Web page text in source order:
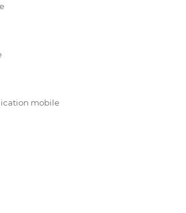
mobile